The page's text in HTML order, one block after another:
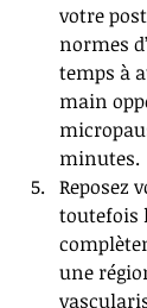
votre
normes
temps à
main
minutes.
Reposez
toutefois
une